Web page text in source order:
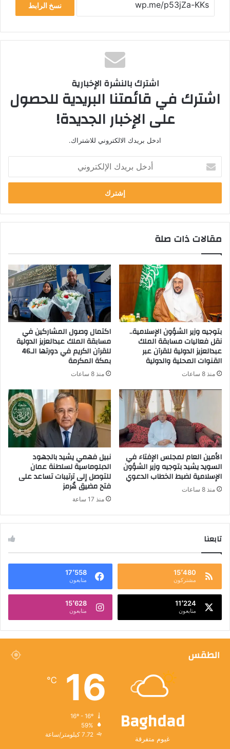
نسخ الرابط
اشترك بالنشرة الإخبارية
اشترك في قائمتنا البريدية للحصول
على الإخبار الجديدة!
ادخل بريدك الالكتروني للاشتراك.
بريدك
الإلكتروني
مقالات ذات صلة
بتوجيه وزير الشؤون الإسلامية..
نقل فعاليات مسابقة الملك
عبدالعزيز الدولية للقرآن عبر
القنوات المحلية والدولية
منذ 8 ساعات
اكتمال وصول المشاركين في
مسابقة الملك عبدالعزيز الدولية
للقرآن الكريم في دورتها الـ46
بمكة المكرمة
منذ 8 ساعات
الأمين العام لمجلس الإفتاء في
السويد يشيد بتوجيه وزير الشؤون
الإسلامية لضبط الخطاب الدعوي
منذ 8 ساعات
نبيل فهمي يشيد بالجهود
الدبلوماسية لسلطنة عمان
للتوصل إلى ترتيبات تساعد على
فتح مضيق هُرمز
منذ 17 ساعة
تابعنا
15٬480
مشتركون
17٬558
متابعون
11٬224
متابعون
15٬628
متابعون
الطقس
Baghdad
غيوم متفرقة
16
℃
59%
7.72 كيلومتر/ساعة